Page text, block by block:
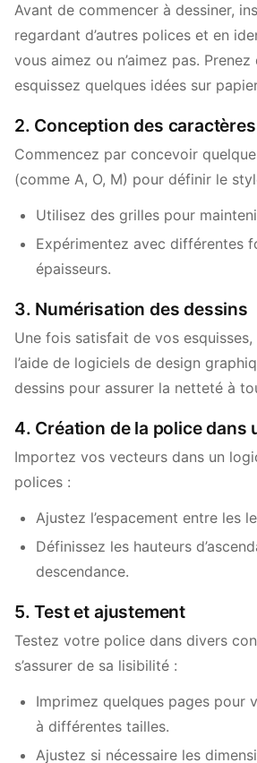
Avant de commencer à dessiner,
regardant d’autres polices et en
vous aimez ou n’aimez pas.
esquissez quelques idées sur
2. Conception des caractères
Commencez par concevoir
(comme A, O, M) pour définir le
Utilisez des grilles pour
Expérimentez avec différentes
épaisseurs.
3. Numérisation des dessins
Une fois satisfait de vos esquisses,
l’aide de logiciels de design
dessins pour assurer la netteté à
4. Création de la police dans
Importez vos vecteurs dans un
polices :
Ajustez l’espacement entre les
Définissez les hauteurs
descendance.
5. Test et ajustement
Testez votre police dans divers
s’assurer de sa lisibilité :
Imprimez quelques pages pour
à différentes tailles.
Ajustez si nécessaire les